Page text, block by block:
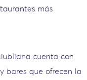
más
cuenta con
bares que ofrecen la